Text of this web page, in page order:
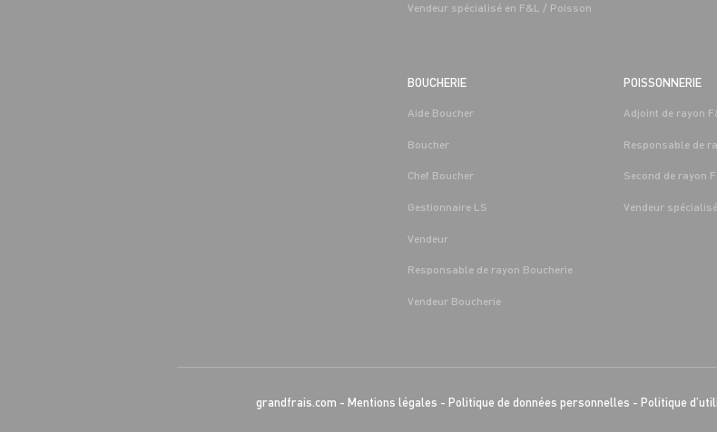
Vendeur spécialisé en F&L / Poisson
BOUCHERIE
Aide Boucher
Boucher
Chef Boucher
Gestionnaire LS
Vendeur
Responsable de rayon Boucherie
Vendeur Boucherie
POISSONNERIE
Adjoint de rayon
Responsable de
Second de rayon
Vendeur
grandfrais.com - Mentions légales - Politique de données personnelles - Politique